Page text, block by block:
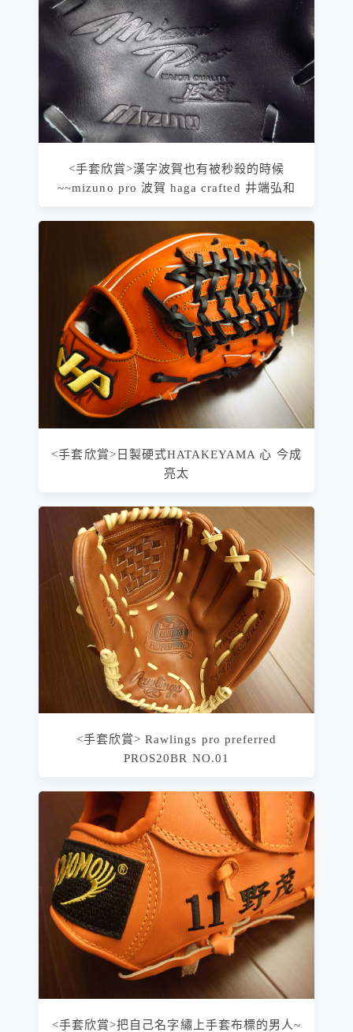
<手套欣賞>漢字波賀也有被秒殺的時候
~~mizuno pro 波賀 haga crafted 井端弘和
<手套欣賞>日製硬式HATAKEYAMA 心 今成
亮太
<手套欣賞> Rawlings pro preferred
PROS20BR NO.01
<手套欣賞>把自己名字繡上手套布標的男人~